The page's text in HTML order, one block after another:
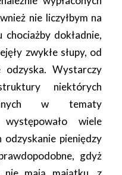
nie liczyłbym na
dokładnie,
zwykłe słupy, od
Wystarczy
niektórych
w tematy
wiele
pieniędzy
gdyż